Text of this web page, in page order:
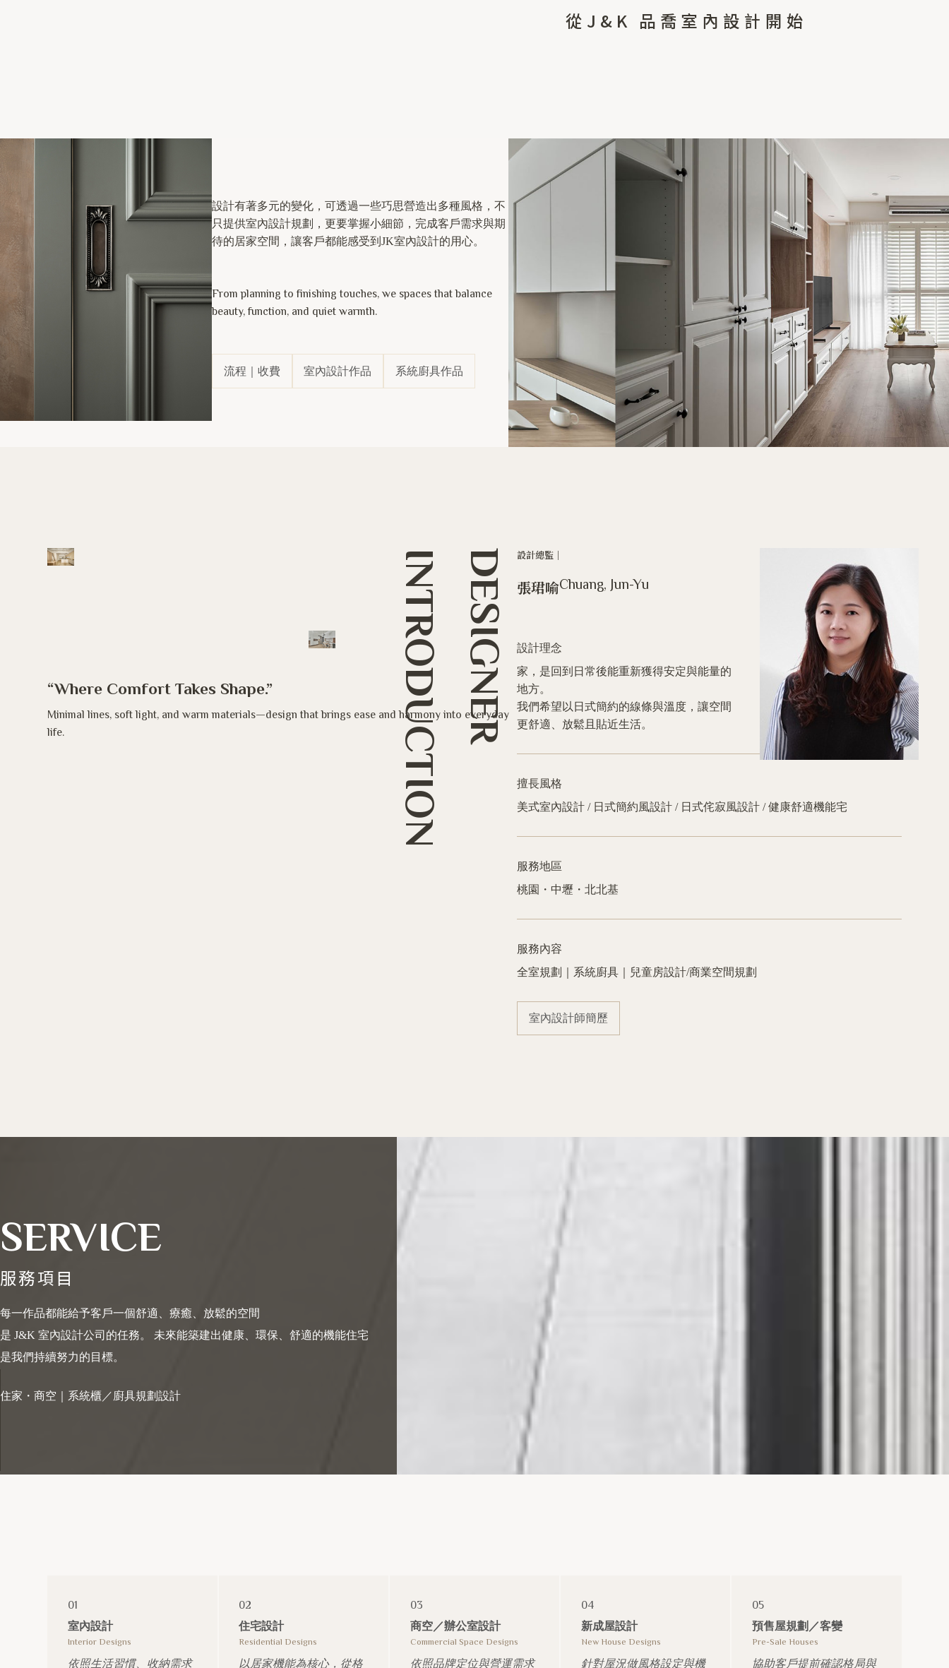
從J&K 品喬室內設計開始
設計有著多元的變化，可透過一些巧思營造出多種風格，不
只提供室內設計規劃，更要掌握小細節，完成客戶需求與期
待的居家空間，讓客戶都能感受到JK室內設計的用心。
From planning to finishing touches, we spaces that balance
beauty, function, and quiet warmth.
流程｜收費 室內設計作品 系統廚具作品
DESIGNER
INTRODUCTION
“Where Comfort Takes Shape.”
Minimal lines, soft light, and warm materials—design that brings ease and harmony into everyday
life.
設計總監｜
張珺喻Chuang, Jun-Yu
設計理念
家，是回到日常後能重新獲得安定與能量的
地方。
我們希望以日式簡約的線條與溫度，讓空間
更舒適、放鬆且貼近生活。
擅長風格
美式室內設計 / 日式簡約風設計 / 日式侘寂風設計 / 健康舒適機能宅
服務地區
桃園・中壢・北北基
服務內容
全室規劃｜系統廚具｜兒童房設計/商業空間規劃
室內設計師簡歷
SERVICE
服務項目
每一作品都能給予客戶一個舒適、療癒、放鬆的空間
是 J&K 室內設計公司的任務。 未來能築建出健康、環保、舒適的機能住宅
是我們持續努力的目標。
住家・商空｜系統櫃／廚具規劃設計
01
室內設計
Interior Designs
依照生活習慣、收納需求
02
住宅設計
Residential Designs
以居家機能為核心，從格
03
商空／辦公室設計
Commercial Space Designs
依照品牌定位與營運需求
04
新成屋設計
New House Designs
針對屋況做風格設定與機
05
預售屋規劃／客變
Pre-Sale Houses
協助客戶提前確認格局與